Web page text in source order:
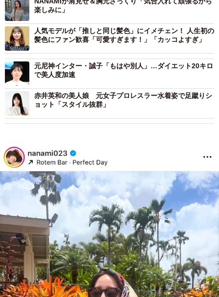
楽しみに」
人気モデルが「推しと同じ髪色」にイメチェン！ 人生初の
髪色にファン歓喜「可愛すぎます！」「カッコよすぎ」
元尼神インター・誠子「もはや別人」…ダイエット20キロ
で美人度加速
赤井英和の美人娘 元女子プロレスラー水着姿で足蹴りシ
ョット「スタイル抜群」